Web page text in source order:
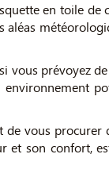
en toile
vous prévoyez
de vous
et son confort,